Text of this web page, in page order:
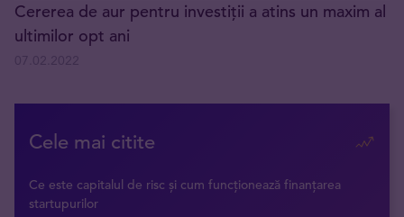
Cererea de aur pentru investiții a atins un maxim al
ultimilor opt ani
Cele mai citite
Ce este capitalul de risc și cum funcționează finanțarea
startupurilor